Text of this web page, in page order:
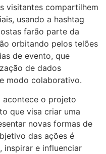
visitantes compartilhem
usando a hashtag
farão parte da
orbitando pelos telões
de evento, que
de dados
modo colaborativo.
acontece o projeto
que visa criar uma
novas formas de
das ações é
inspirar e influenciar